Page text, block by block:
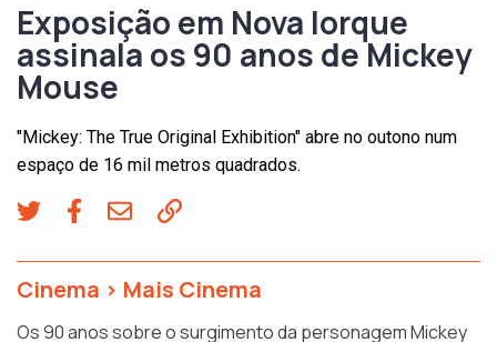
Exposição em Nova Iorque
assinala os 90 anos de Mickey
Mouse
"Mickey: The True Original Exhibition" abre no outono num
espaço de 16 mil metros quadrados.
Cinema > Mais Cinema
Os 90 anos sobre o surgimento da personagem Mickey